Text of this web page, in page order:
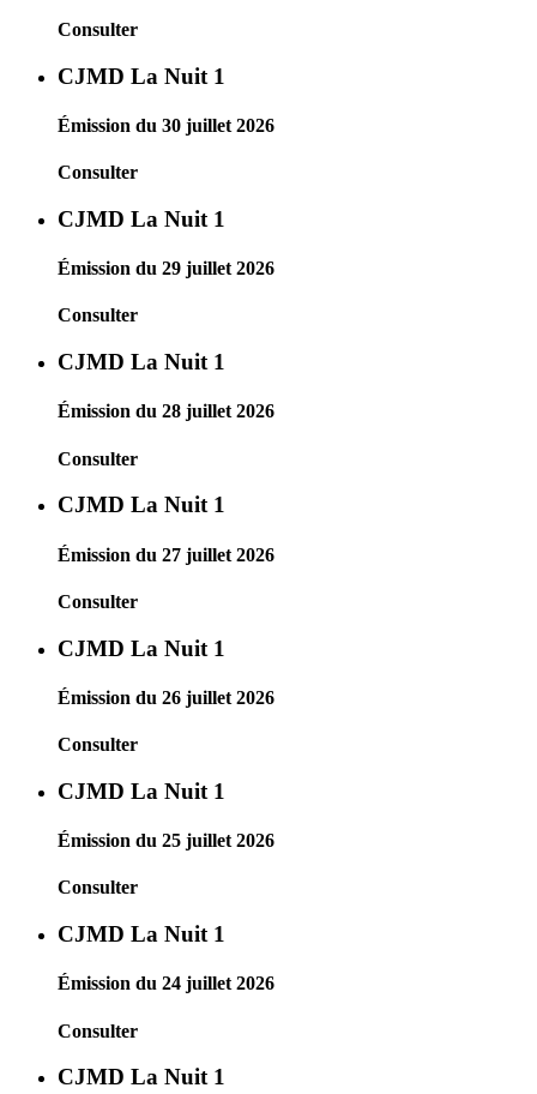
Consulter
CJMD La Nuit 1
Émission du 30 juillet 2026
Consulter
CJMD La Nuit 1
Émission du 29 juillet 2026
Consulter
CJMD La Nuit 1
Émission du 28 juillet 2026
Consulter
CJMD La Nuit 1
Émission du 27 juillet 2026
Consulter
CJMD La Nuit 1
Émission du 26 juillet 2026
Consulter
CJMD La Nuit 1
Émission du 25 juillet 2026
Consulter
CJMD La Nuit 1
Émission du 24 juillet 2026
Consulter
CJMD La Nuit 1